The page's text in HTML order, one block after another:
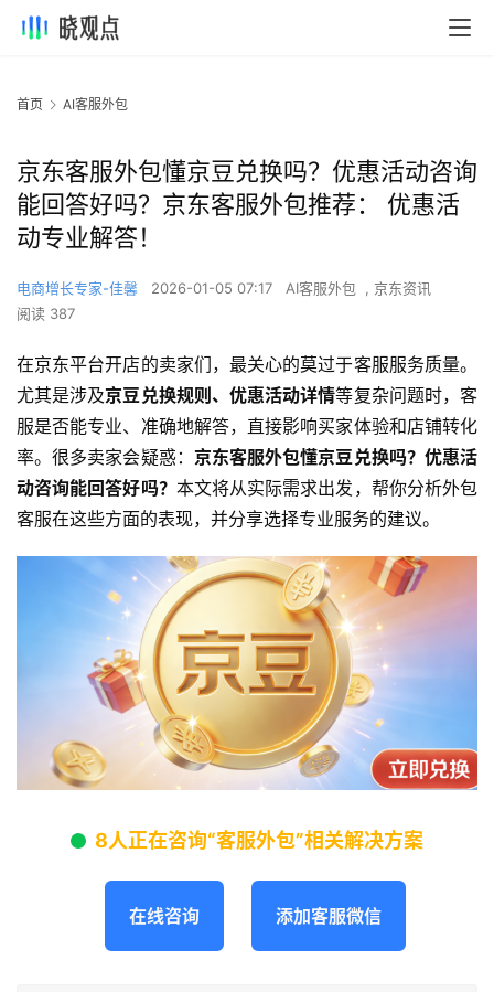
首页 AI客服外包
京东客服外包懂京豆兑换吗？优惠活动咨询
能回答好吗？京东客服外包推荐： 优惠活
动专业解答！
电商增长专家-佳馨 2026-01-05 07:17 AI客服外包 , 京东资讯
阅读 387
在京东平台开店的卖家们，最关心的莫过于客服服务质量。
尤其是涉及京豆兑换规则、优惠活动详情等复杂问题时，客
服是否能专业、准确地解答，直接影响买家体验和店铺转化
率。很多卖家会疑惑： 京东客服外包懂京豆兑换吗？优惠活
动咨询能回答好吗？ 本文将从实际需求出发，帮你分析外包
客服在这些方面的表现，并分享选择专业服务的建议。
8人正在咨询“客服外包”相关解决方案
在线咨询 添加客服微信